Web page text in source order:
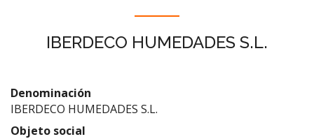
IBERDECO HUMEDADES S.L.
Denominación
IBERDECO HUMEDADES S.L.
Objeto social